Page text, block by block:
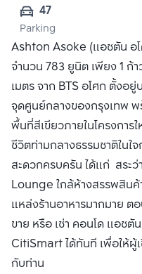
47
Parking
Ashton Asoke (แอชตัน อโ
จำนวน 783 ยูนิต เพียง 1 ก้า
เมตร จาก BTS อโศก ตั้งอ
จุดศูนย์กลางของกรุงเทพ
พื้นที่สีเขียวภายในโครงการใ
ชีวิตท่ามกลางธรรมชาติในใ
สะดวกครบครัน ได้แก่ สระ
Lounge ใกล้ห้างสรรพสินค้
แหล่งร้านอาหารมากมาย ต
ขาย หรือ เช่า คอนโด แอชตั
CitiSmart ได้ทันที เพื่อให้ผู้เ
กับท่าน